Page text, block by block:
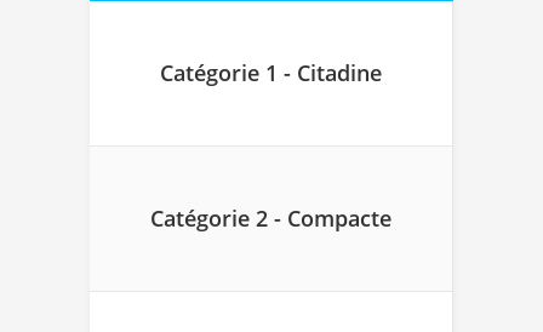
Catégorie 1 - Citadine
Catégorie 2 - Compacte